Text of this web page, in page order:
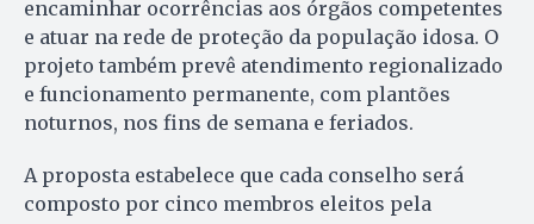
encaminhar ocorrências aos órgãos competentes
e atuar na rede de proteção da população idosa. O
projeto também prevê atendimento regionalizado
e funcionamento permanente, com plantões
noturnos, nos fins de semana e feriados.
A proposta estabelece que cada conselho será
composto por cinco membros eleitos pela